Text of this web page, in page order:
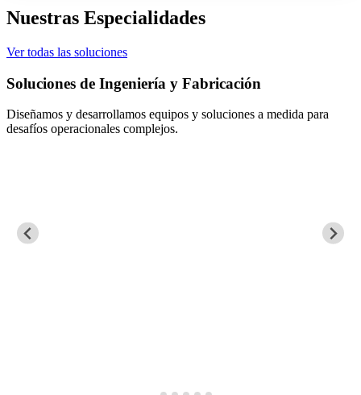
Nuestras Especialidades
Ver todas las soluciones
Soluciones de Ingeniería y Fabricación
Diseñamos y desarrollamos equipos y soluciones a medida para
desafíos operacionales complejos.